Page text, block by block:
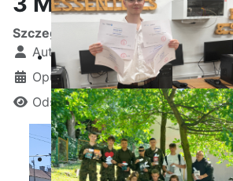
Szczegóły
Autor:
Kamil Krosta
Opublikowano: 04 maj 2026
Odsłon: 492